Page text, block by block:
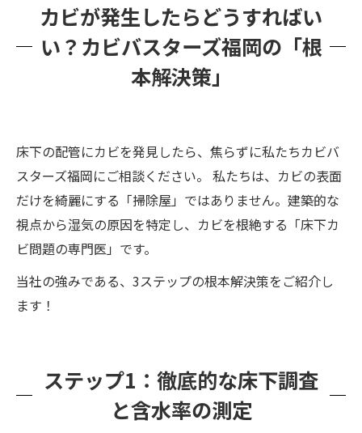
カビが発生したらどうすればい
い？カビバスターズ福岡の「根
本解決策」
床下の配管にカビを発見したら、焦らずに私たちカビバ
スターズ福岡にご相談ください。 私たちは、カビの表面
だけを綺麗にする「掃除屋」ではありません。建築的な
視点から湿気の原因を特定し、カビを根絶する「床下カ
ビ問題の専門医」です。
当社の強みである、3ステップの根本解決策をご紹介し
ます！
ステップ1：徹底的な床下調査
と含水率の測定